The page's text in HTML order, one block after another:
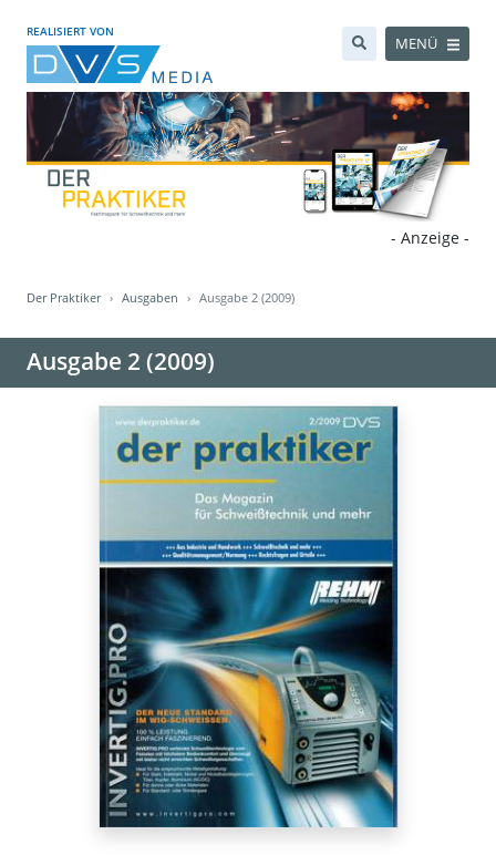
REALISIERT VON
MENÜ
- Anzeige -
Der Praktiker Ausgaben Ausgabe 2 (2009)
Ausgabe 2 (2009)